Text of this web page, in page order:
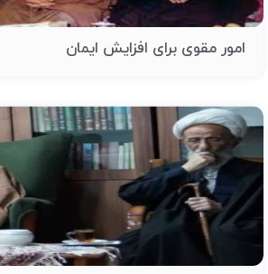
امور مقوی برای افزایش ایمان